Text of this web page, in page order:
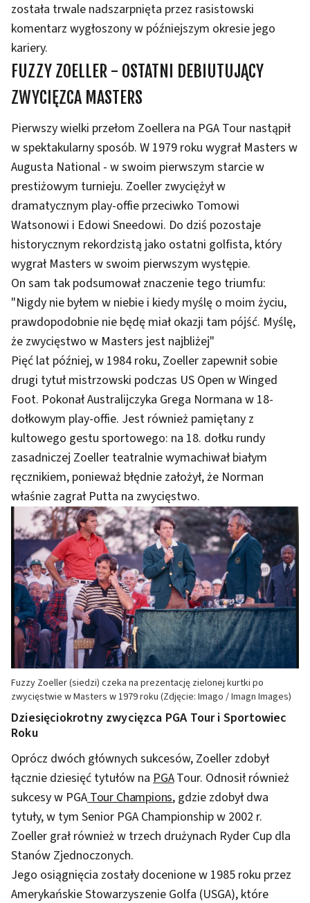
została trwale nadszarpnięta przez rasistowski
komentarz wygłoszony w późniejszym okresie jego
kariery.
FUZZY ZOELLER - OSTATNI DEBIUTUJĄCY
ZWYCIĘZCA MASTERS
Pierwszy wielki przełom Zoellera na PGA Tour nastąpił
w spektakularny sposób. W 1979 roku wygrał Masters w
Augusta National - w swoim pierwszym starcie w
prestiżowym turnieju. Zoeller zwyciężył w
dramatycznym play-offie przeciwko Tomowi
Watsonowi i Edowi Sneedowi. Do dziś pozostaje
historycznym rekordzistą jako ostatni golfista, który
wygrał Masters w swoim pierwszym występie.
On sam tak podsumował znaczenie tego triumfu:
"Nigdy nie byłem w niebie i kiedy myślę o moim życiu,
prawdopodobnie nie będę miał okazji tam pójść. Myślę,
że zwycięstwo w Masters jest najbliżej"
Pięć lat później, w 1984 roku, Zoeller zapewnił sobie
drugi tytuł mistrzowski podczas US Open w Winged
Foot. Pokonał Australijczyka Grega Normana w 18-
dołkowym play-offie. Jest również pamiętany z
kultowego gestu sportowego: na 18. dołku rundy
zasadniczej Zoeller teatralnie wymachiwał białym
ręcznikiem, ponieważ błędnie założył, że Norman
właśnie zagrał Putta na zwycięstwo.
Fuzzy Zoeller (siedzi) czeka na prezentację zielonej kurtki po
zwycięstwie w Masters w 1979 roku (Zdjęcie: Imago / Imagn Images)
Dziesięciokrotny zwycięzca PGA Tour i Sportowiec
Roku
Oprócz dwóch głównych sukcesów, Zoeller zdobył
łącznie dziesięć tytułów na PGATour. Odnosił również
sukcesy w PGATour Champions, gdzie zdobył dwa
tytuły, w tym Senior PGA Championship w 2002 r.
Zoeller grał również w trzech drużynach Ryder Cup dla
Stanów Zjednoczonych.
Jego osiągnięcia zostały docenione w 1985 roku przez
Amerykańskie Stowarzyszenie Golfa (USGA), które